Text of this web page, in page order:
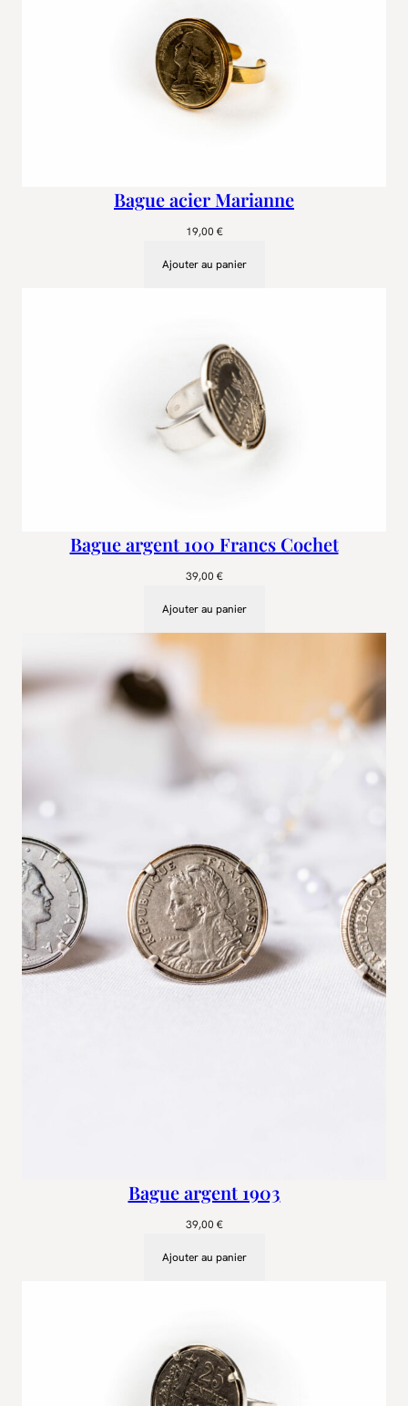
Bague acier Marianne
19,00 €
Ajouter au panier
Bague argent 100 Francs Cochet
39,00 €
Ajouter au panier
Bague argent 1903
39,00 €
Ajouter au panier